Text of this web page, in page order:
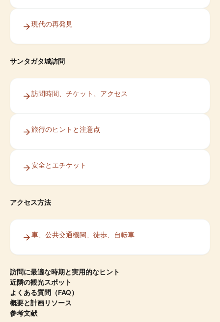
現代の再発見
サンタガタ城訪問
訪問時間、チケット、アクセス
旅行のヒントと注意点
安全とエチケット
アクセス方法
車、公共交通機関、徒歩、自転車
訪問に最適な時期と実用的なヒント
近隣の観光スポット
よくある質問（FAQ）
概要と計画リソース
参考文献